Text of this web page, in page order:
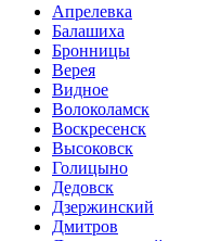
Апрелевка
Балашиха
Бронницы
Верея
Видное
Волоколамск
Воскресенск
Высоковск
Голицыно
Дедовск
Дзержинский
Дмитров